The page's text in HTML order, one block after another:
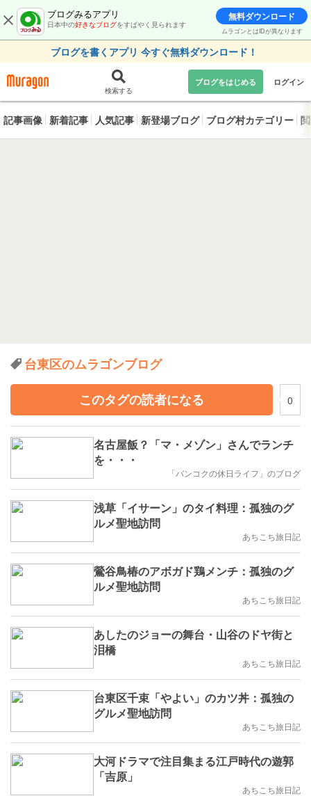
ブログみるアプリ
日本中の好きなブログをすばやく見られます
無料ダウンロード
ムラゴンとはIDが異なります
ブログを書くアプリ 今すぐ無料ダウンロード！
検索する
ブログをはじめる ログイン
記事画像 新着記事 人気記事 新登場ブログ ブログ村カテゴリー
台東区のムラゴンブログ
このタグの読者になる
0
名古屋飯？「マ・メゾン」さんでランチ
を・・・
「バンコクの休日ライフ」のブログ
浅草「イサーン」のタイ料理：孤独のグ
ルメ聖地訪問
あちこち旅日記
鶯谷鳥椿のアボガド鶏メンチ：孤独のグ
ルメ聖地訪問
あちこち旅日記
あしたのジョーの舞台・山谷のドヤ街と
泪橋
あちこち旅日記
台東区千束「やよい」のカツ丼：孤独の
グルメ聖地訪問
あちこち旅日記
大河ドラマで注目集まる江戸時代の遊郭
「吉原」
あちこち旅日記